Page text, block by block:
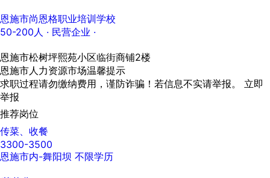
恩施市尚恩格职业培训学校
50-200人 · 民营企业 ·
恩施市松树坪熙苑小区临街商铺2楼
恩施市人力资源市场温馨提示
求职过程请勿缴纳费用，谨防诈骗！若信息不实请举报。 立即
举报
推荐岗位
传菜、收餐
3300-3500
恩施市内-舞阳坝 不限学历